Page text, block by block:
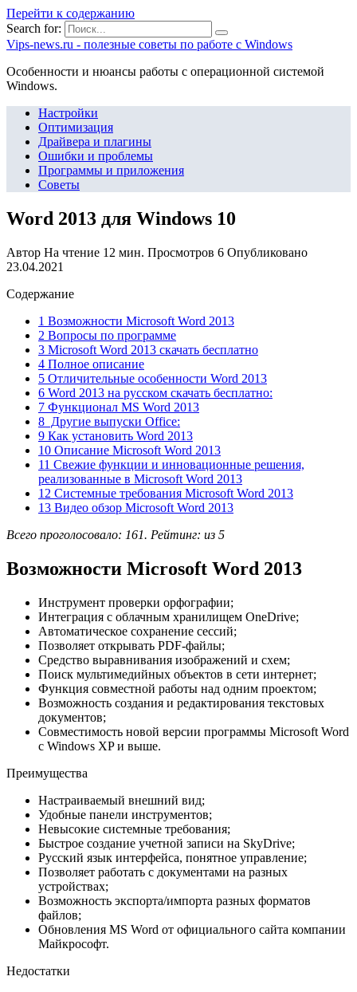
Перейти к содержанию
Search for:
Vips-news.ru - полезные советы по работе с Windows
Особенности и нюансы работы с операционной системой
Windows.
Настройки
Оптимизация
Драйвера и плагины
Ошибки и проблемы
Программы и приложения
Советы
Word 2013 для Windows 10
Автор На чтение 12 мин. Просмотров 6 Опубликовано
23.04.2021
Содержание
1 Возможности Microsoft Word 2013
2 Вопросы по программе
3 Microsoft Word 2013 скачать бесплатно
4 Полное описание
5 Отличительные особенности Word 2013
6 Word 2013 на русском скачать бесплатно:
7 Функционал MS Word 2013
8 Другие выпуски Office:
9 Как установить Word 2013
10 Описание Microsoft Word 2013
11 Свежие функции и инновационные решения,
реализованные в Microsoft Word 2013
12 Системные требования Microsoft Word 2013
13 Видео обзор Microsoft Word 2013
Всего проголосовало: 161. Рейтинг: из 5
Возможности Microsoft Word 2013
Инструмент проверки орфографии;
Интеграция с облачным хранилищем OneDrive;
Автоматическое сохранение сессий;
Позволяет открывать PDF-файлы;
Средство выравнивания изображений и схем;
Поиск мультимедийных объектов в сети интернет;
Функция совместной работы над одним проектом;
Возможность создания и редактирования текстовых
документов;
Совместимость новой версии программы Microsoft Word
с Windows XP и выше.
Преимущества
Настраиваемый внешний вид;
Удобные панели инструментов;
Невысокие системные требования;
Быстрое создание учетной записи на SkyDrive;
Русский язык интерфейса, понятное управление;
Позволяет работать с документами на разных
устройствах;
Возможность экспорта/импорта разных форматов
файлов;
Обновления MS Word от официального сайта компании
Майкрософт.
Недостатки